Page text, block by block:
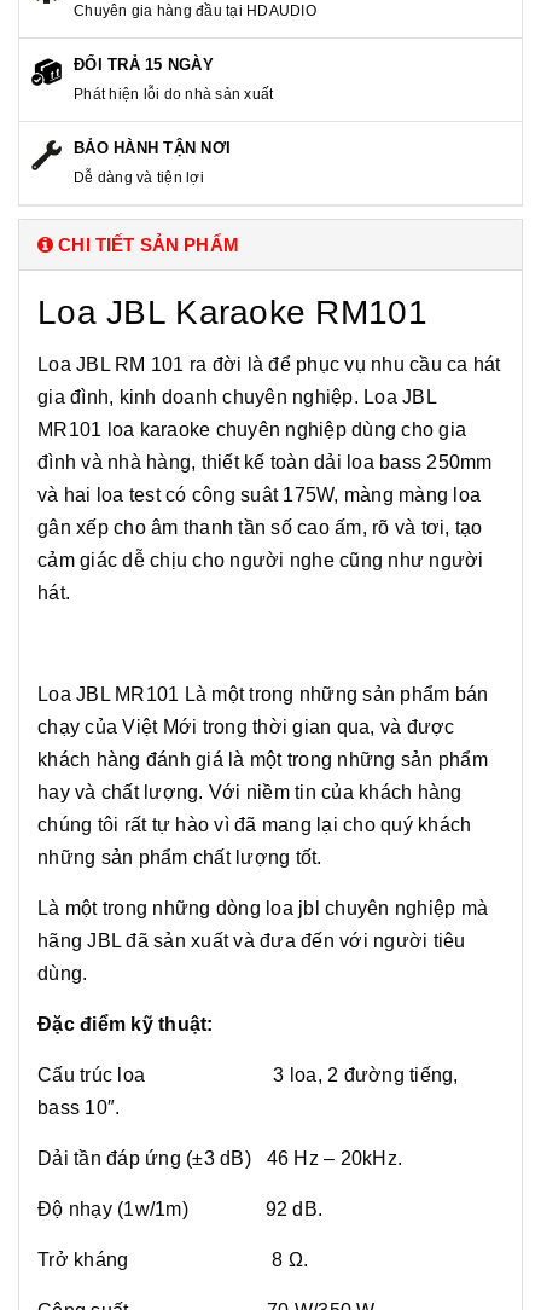
Chuyên gia hàng đầu tại HDAUDIO
ĐỔI TRẢ 15 NGÀY
Phát hiện lỗi do nhà sản xuất
BẢO HÀNH TẬN NƠI
Dễ dàng và tiện lợi
CHI TIẾT SẢN PHẨM
Loa JBL Karaoke RM101
Loa JBL RM 101 ra đời là để phục vụ nhu cầu ca hát
gia đình, kinh doanh chuyên nghiệp. Loa JBL
MR101 loa karaoke chuyên nghiệp dùng cho gia
đình và nhà hàng, thiết kế toàn dải loa bass 250mm
và hai loa test có công suât 175W, màng màng loa
gân xếp cho âm thanh tần số cao ấm, rõ và tơi, tạo
cảm giác dễ chịu cho người nghe cũng như người
hát.
Loa JBL MR101 Là một trong những sản phẩm bán
chạy của Việt Mới trong thời gian qua, và được
khách hàng đánh giá là một trong những sản phẩm
hay và chất lượng. Với niềm tin của khách hàng
chúng tôi rất tự hào vì đã mang lại cho quý khách
những sản phẩm chất lượng tốt.
Là một trong những dòng loa jbl chuyên nghiệp mà
hãng JBL đã sản xuất và đưa đến với người tiêu
dùng.
Đặc điểm kỹ thuật:
Cấu trúc loa 3 loa, 2 đường tiếng,
bass 10″.
Dải tần đáp ứng (±3 dB) 46 Hz – 20kHz.
Độ nhạy (1w/1m) 92 dB.
Trở kháng 8 Ω.